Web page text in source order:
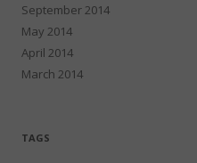
September 2014
May 2014
April 2014
March 2014
TAGS